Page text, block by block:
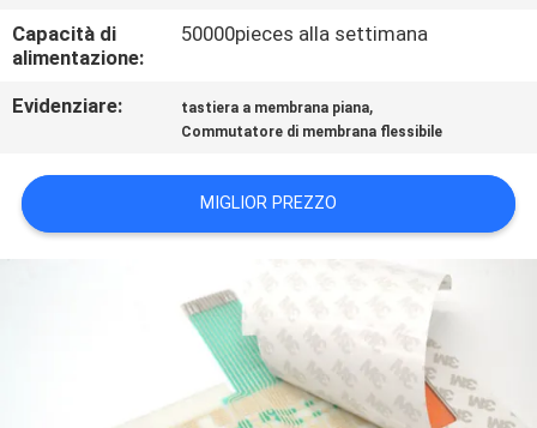
MAPPA
DEL
POLITICA
SULLA
Capacità di
alimentazione:
50000pieces alla settimana
Evidenziare: tastiera a membrana piana,
Commutatore di membrana flessibile
MIGLIOR PREZZO